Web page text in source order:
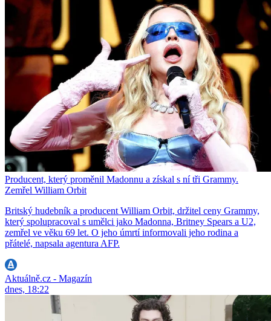
Producent, který proměnil Madonnu a získal s ní tři Grammy.
Zemřel William Orbit
Britský hudebník a producent William Orbit, držitel ceny Grammy,
který spolupracoval s umělci jako Madonna, Britney Spears a U2,
zemřel ve věku 69 let. O jeho úmrtí informovali jeho rodina a
přátelé, napsala agentura AFP.
Aktuálně.cz - Magazín
dnes, 18:22